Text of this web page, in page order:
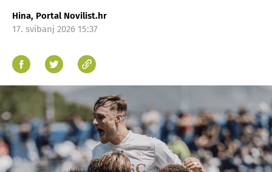
Hina, Portal Novilist.hr
17. svibanj 2026 15:37